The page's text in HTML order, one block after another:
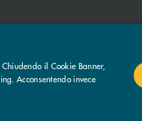
il Cookie Banner,
Acconsentendo invece